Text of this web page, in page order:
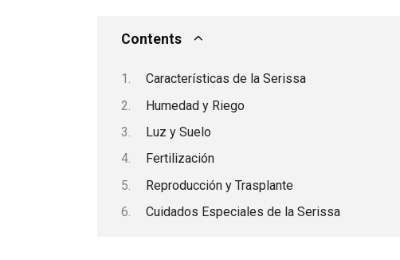
Contents
Características de la Serissa
Humedad y Riego
Luz y Suelo
Fertilización
Reproducción y Trasplante
Cuidados Especiales de la Serissa